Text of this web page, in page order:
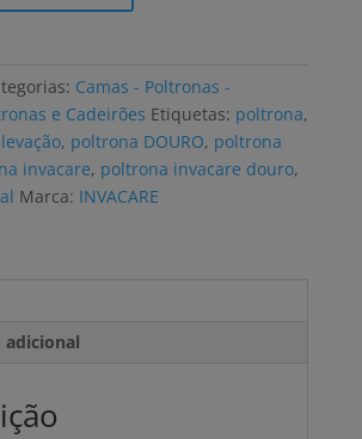
Camas - Poltronas -
e Cadeirões Etiquetas: poltrona,
, poltrona DOURO, poltrona
invacare, poltrona invacare douro,
Marca: INVACARE
adicional